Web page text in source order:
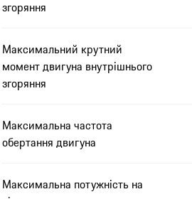
згоряння
Максимальний крутний
момент двигуна внутрішнього
згоряння
Максимальна частота
обертання двигуна
Максимальна потужність на